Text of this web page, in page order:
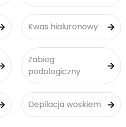
Kwas hialuronowy
Zabieg
podologiczny
Depilacja woskiem